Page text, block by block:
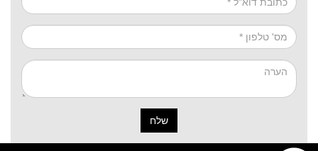
שלח